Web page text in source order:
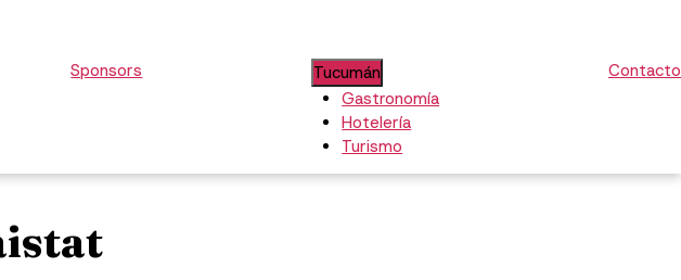
Sponsors
Tucumán
Gastronomía
Hotelería
Turismo
Contacto